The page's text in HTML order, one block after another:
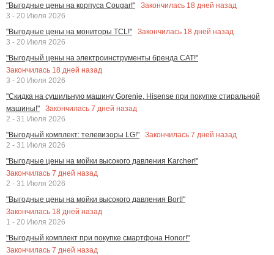
"Выгодные цены на корпуса Cougar!"
Закончилась 18 дней назад
3 - 20 Июля 2026
"Выгодные цены на мониторы TCL!"
Закончилась 18 дней назад
3 - 20 Июля 2026
"Выгодный цены на электроинструменты бренда CAT!"
Закончилась 18 дней назад
3 - 20 Июля 2026
"Скидка на сушильную машину Gorenje, Hisense при покупке стиральной
машины!"
Закончилась 7 дней назад
2 - 31 Июля 2026
"Выгодный комплект: телевизоры LG!"
Закончилась 7 дней назад
2 - 31 Июля 2026
"Выгодные цены на мойки высокого давления Karcher!"
Закончилась 7 дней назад
2 - 31 Июля 2026
"Выгодные цены на мойки высокого давления Bort!"
Закончилась 18 дней назад
1 - 20 Июля 2026
"Выгодный комплект при покупке смартфона Honor!"
Закончилась 7 дней назад